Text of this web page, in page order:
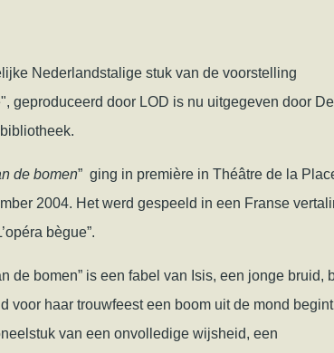
Nederlandstalige stuk van de voorstelling
geproduceerd door LOD is nu uitgegeven door De
de bomen” ging in première in Théâtre de la
2004. Het werd gespeeld in een Franse
bègue”.
de bomen” is een fabel van Isis, een jonge bruid,
voor haar trouwfeest een boom uit de mond
van een onvolledige wijsheid, een